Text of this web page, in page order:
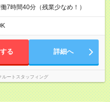
7時間40分（残業少なめ！）
る 詳細へ
ルートスタッフィング